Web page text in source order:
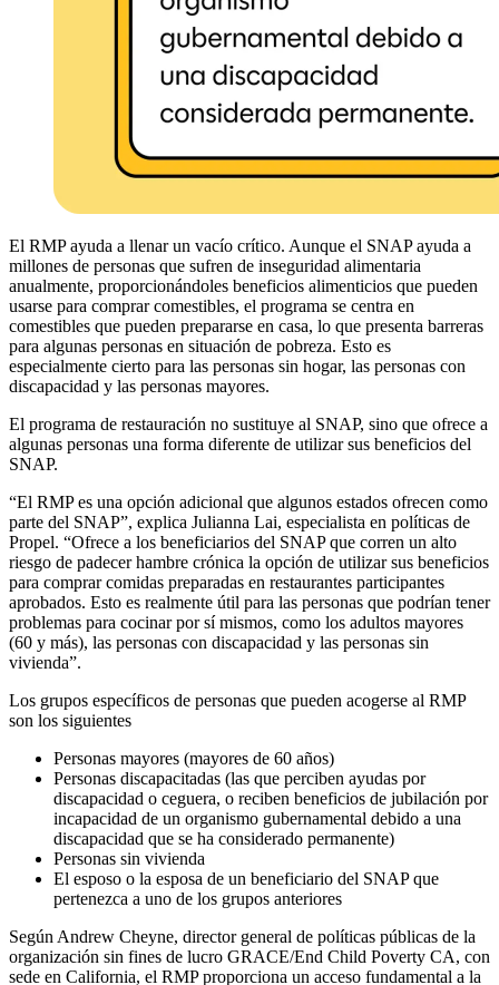
El RMP ayuda a llenar un vacío crítico. Aunque el SNAP ayuda a
millones de personas que sufren de inseguridad alimentaria
anualmente, proporcionándoles beneficios alimenticios que pueden
usarse para comprar comestibles, el programa se centra en
comestibles que pueden prepararse en casa, lo que presenta barreras
para algunas personas en situación de pobreza. Esto es
especialmente cierto para las personas sin hogar, las personas con
discapacidad y las personas mayores.
El programa de restauración no sustituye al SNAP, sino que ofrece a
algunas personas una forma diferente de utilizar sus beneficios del
SNAP.
“El RMP es una opción adicional que algunos estados ofrecen como
parte del SNAP”, explica Julianna Lai, especialista en políticas de
Propel. “Ofrece a los beneficiarios del SNAP que corren un alto
riesgo de padecer hambre crónica la opción de utilizar sus beneficios
para comprar comidas preparadas en restaurantes participantes
aprobados. Esto es realmente útil para las personas que podrían tener
problemas para cocinar por sí mismos, como los adultos mayores
(60 y más), las personas con discapacidad y las personas sin
vivienda”.
Los grupos específicos de personas que pueden acogerse al RMP
son los siguientes
Personas mayores (mayores de 60 años)
Personas discapacitadas (las que perciben ayudas por
discapacidad o ceguera, o reciben beneficios de jubilación por
incapacidad de un organismo gubernamental debido a una
discapacidad que se ha considerado permanente)
Personas sin vivienda
El esposo o la esposa de un beneficiario del SNAP que
pertenezca a uno de los grupos anteriores
Según Andrew Cheyne, director general de políticas públicas de la
organización sin fines de lucro GRACE/End Child Poverty CA, con
sede en California, el RMP proporciona un acceso fundamental a la